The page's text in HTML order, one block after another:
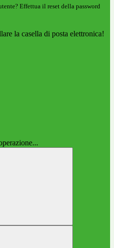
Effettua il reset della password
la casella di posta elettronica!